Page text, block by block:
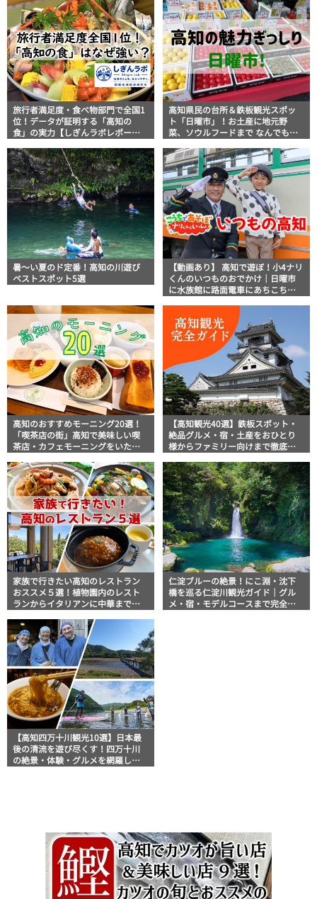
旅行者満足度・食べ物部門で全国1
位！データが証明する「高知の
食」の実力【しぎんラボレポー
高知県民の台所＆鉄板観光スポッ
ト「日曜市」！お土産に地元野
菜、ソウルフードまで なんでもそ
説！
暑～い夏のド定番！高知の川遊び
ベストスポット5選
【動画あり】 高知で遊ぼ！小4ナリ
くんのいつものおでかけ｜日曜市
に水族館に路面電車にあちこち巡
高知のおすすめモーニング20選！
「喫茶店の街」高知で美味しい喫
茶店・カフェモーニングをいただ
【高知観光40選】鉄板スポット・
絶品グルメ・宿・土産をおひとり
様からファミリー向けまで徹底解
家族で行きたい高知のレストラン
おススメ５選！植物園内のレスト
ランからイタリアンに中華まで楽
仁淀ブルーの絶景！にこ淵・沈下
橋を巡る仁淀川観光ガイド｜グル
メ・宿・モデルコースまで完全網
【高知四万十川観光10選】日本最
後の清流を遊び尽くす！四万十川
の絶景・体験・グルメを網羅した